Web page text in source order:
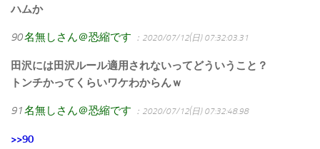
ハムか
90名無しさん＠恐縮です ：2020/07/12(日) 07:32:03.31
田沢には田沢ルール適用されないってどういうこと？
トンチかってくらいワケわからんｗ
91名無しさん＠恐縮です ：2020/07/12(日) 07:32:48.98
>>90